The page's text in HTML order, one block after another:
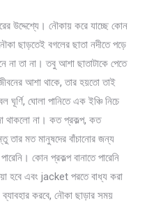
উদ্দেশ্যে। নৌকায় করে যাচ্ছে কোন
ছাড়তেই বগলের ছাতা নদীতে পড়ে
না তা না। তবু আশা ছাতাটাকে পেতে
আশা থাকে, তার হয়তো তাই
ঘূর্ণি, ঘোলা পানিতে এক ইঞ্চি নিচে
থাকলো না। কত প্রকল্প, কত
তার মত মানুষদের বাঁচানোর জন্য
কোন প্রকল্প বানাতে পারেনি
হবে এবং jacket পরতে বাধ্য করা
করবে, নৌকা ছাড়ার সময়